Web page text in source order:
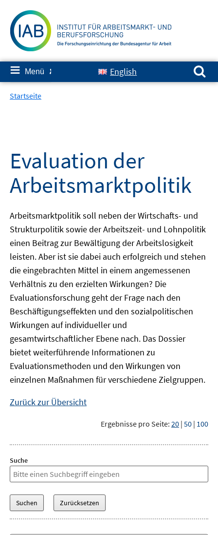
zum
Inhalt
≡ Menü ✘ English
Suchen nach:
Startseite
Evaluation der
Arbeitsmarktpolitik
Arbeitsmarktpolitik soll neben der Wirtschafts- und
Strukturpolitik sowie der Arbeitszeit- und Lohnpolitik
einen Beitrag zur Bewältigung der Arbeitslosigkeit
leisten. Aber ist sie dabei auch erfolgreich und stehen
die eingebrachten Mittel in einem angemessenen
Verhältnis zu den erzielten Wirkungen? Die
Evaluationsforschung geht der Frage nach den
Beschäftigungseffekten und den sozialpolitischen
Wirkungen auf individueller und
gesamtwirtschaftlicher Ebene nach. Das Dossier
bietet weiterführende Informationen zu
Evaluationsmethoden und den Wirkungen von
einzelnen Maßnahmen für verschiedene Zielgruppen.
Zurück zur Übersicht
Ergebnisse pro Seite: 20 | 50 | 100
Suche